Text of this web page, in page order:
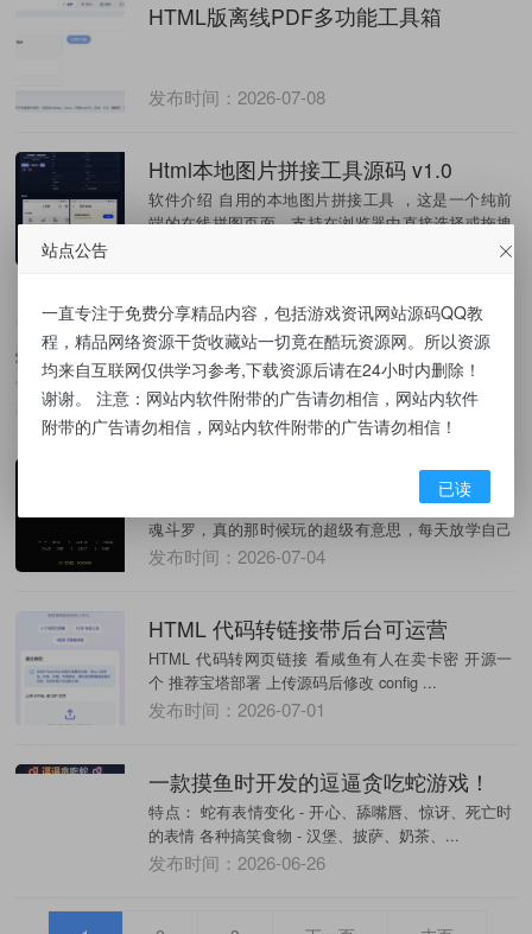
HTML版离线PDF多功能工具箱
发布时间：2026-07-08
Html本地图片拼接工具源码 v1.0
软件介绍 自用的本地图片拼接工具 ，这是一个纯前
端的在线拼图页面，支持在浏览器中直接选择或拖拽
全套工具一共9项功能，分成了3个网页文件。 其中合
并、拆分、旋转、删除、PDF转图片、图片转
PDF、...
发布时间：2026-07-07
网页版魂斗罗游戏，梦回童年！
想起小时候玩的一款游戏，那时候还是游戏机玩的，
魂斗罗，真的那时候玩的超级有意思，每天放学自己
玩。 试...
发布时间：2026-07-04
HTML 代码转链接带后台可运营
HTML 代码转网页链接 看咸鱼有人在卖卡密 开源一
个 推荐宝塔部署 上传源码后修改 config ...
发布时间：2026-07-01
一款摸鱼时开发的逗逼贪吃蛇游戏！
特点： 蛇有表情变化 - 开心、舔嘴唇、惊讶、死亡时
的表情 各种搞笑食物 - 汉堡、披萨、奶茶、...
发布时间：2026-06-26
站点公告
一直专注于免费分享精品内容，包括游戏资讯网站源码QQ教
程，精品网络资源干货收藏站一切竟在酷玩资源网。所以资源
均来自互联网仅供学习参考,下载资源后请在24小时内删除！
谢谢。 注意：网站内软件附带的广告请勿相信，网站内软件
附带的广告请勿相信，网站内软件附带的广告请勿相信！
已读